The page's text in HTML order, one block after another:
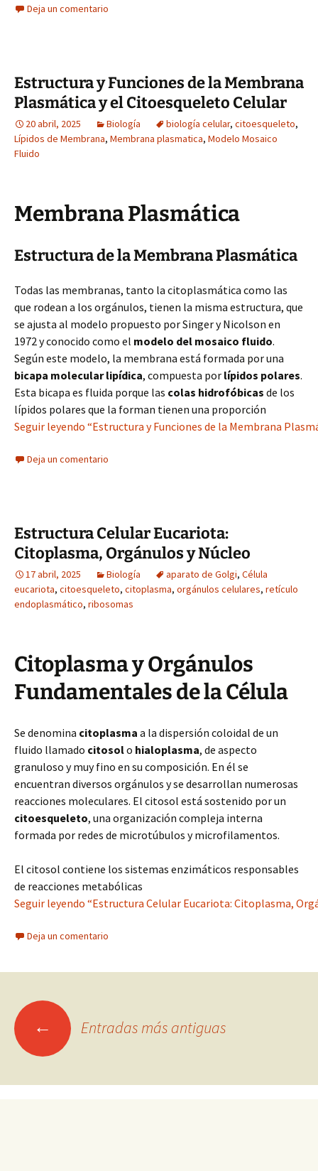
Deja un comentario
Estructura y Funciones de la Membrana
Plasmática y el Citoesqueleto Celular
20 abril, 2025 Biología biología celular, citoesqueleto,
Lípidos de Membrana, Membrana plasmatica, Modelo Mosaico
Fluido
Membrana Plasmática
Estructura de la Membrana Plasmática
Todas las membranas, tanto la citoplasmática como las
que rodean a los orgánulos, tienen la misma estructura, que
se ajusta al modelo propuesto por Singer y Nicolson en
1972 y conocido como el modelo del mosaico fluido.
Según este modelo, la membrana está formada por una
bicapa molecular lipídica, compuesta por lípidos polares.
Esta bicapa es fluida porque las colas hidrofóbicas de los
lípidos polares que la forman tienen una proporción
Seguir leyendo “Estructura y Funciones de la Membrana
Deja un comentario
Estructura Celular Eucariota:
Citoplasma, Orgánulos y Núcleo
17 abril, 2025 Biología aparato de Golgi, Célula
eucariota, citoesqueleto, citoplasma, orgánulos celulares, retículo
endoplasmático, ribosomas
Citoplasma y Orgánulos
Fundamentales de la Célula
Se denomina citoplasma a la dispersión coloidal de un
fluido llamado citosolo hialoplasma, de aspecto
granuloso y muy fino en su composición. En él se
encuentran diversos orgánulos y se desarrollan numerosas
reacciones moleculares. El citosol está sostenido por un
citoesqueleto, una organización compleja interna
formada por redes de microtúbulos y microfilamentos.
El citosol contiene los sistemas enzimáticos responsables
de reacciones metabólicas
Seguir leyendo “Estructura Celular Eucariota: Citoplasma,
Deja un comentario
Ir ← Entradas más antiguas